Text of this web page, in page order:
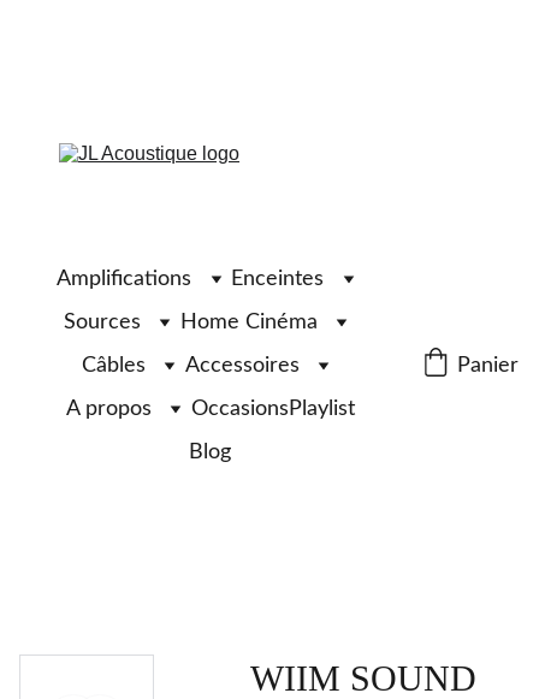
Amplifications
Enceintes
Sources
Home Cinéma
Câbles
Accessoires
A propos
Occasions Playlist
Blog
Panier
WIIM SOUND